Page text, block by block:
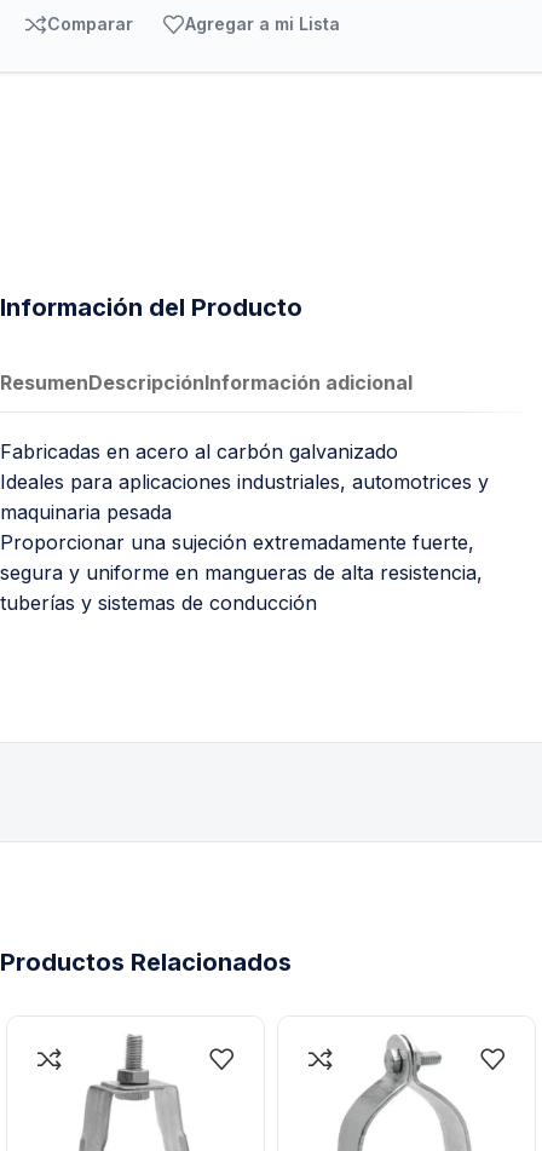
Comparar Agregar a mi Lista
Información del Producto
ResumenDescripciónInformación adicional
Fabricadas en acero al carbón galvanizado
Ideales para aplicaciones industriales, automotrices y
maquinaria pesada
Proporcionar una sujeción extremadamente fuerte,
segura y uniforme en mangueras de alta resistencia,
tuberías y sistemas de conducción
Productos Relacionados